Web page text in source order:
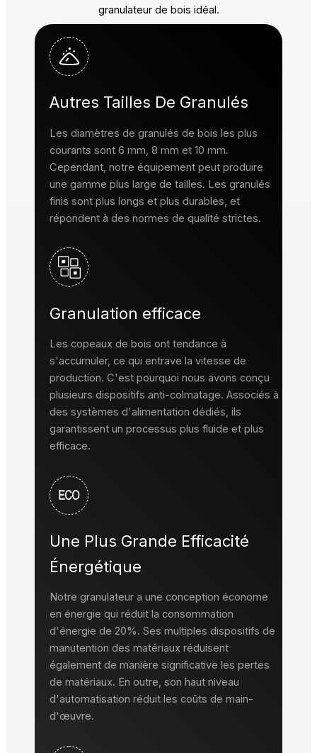
granulateur de bois idéal.
Autres Tailles De Granulés
Les diamètres de granulés de bois les plus
courants sont 6 mm, 8 mm et 10 mm.
Cependant, notre équipement peut produire
une gamme plus large de tailles. Les granulés
finis sont plus longs et plus durables, et
répondent à des normes de qualité strictes.
Granulation efficace
Les copeaux de bois ont tendance à
s'accumuler, ce qui entrave la vitesse de
production. C'est pourquoi nous avons conçu
plusieurs dispositifs anti-colmatage. Associés à
des systèmes d'alimentation dédiés, ils
garantissent un processus plus fluide et plus
efficace.
Une Plus Grande Efficacité
Énergétique
Notre granulateur a une conception économe
en énergie qui réduit la consommation
d'énergie de 20%. Ses multiples dispositifs de
manutention des matériaux réduisent
également de manière significative les pertes
de matériaux. En outre, son haut niveau
d'automatisation réduit les coûts de main-
d'œuvre.